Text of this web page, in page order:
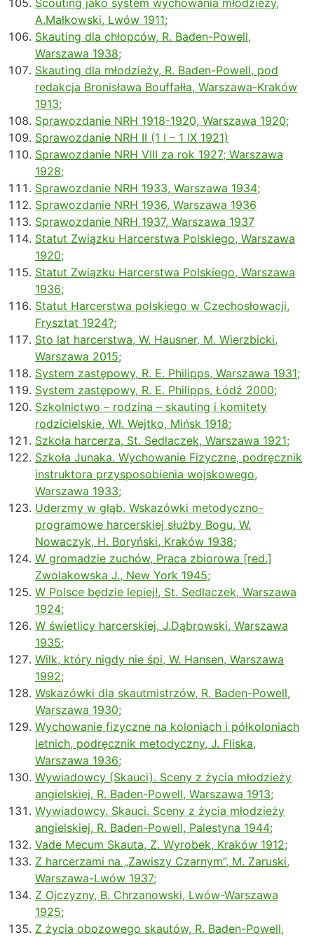
A.Małkowski, Lwów 1911;
Skauting dla chłopców, R. Baden-Powell,
Warszawa 1938;
Skauting dla młodzieży, R. Baden-Powell, pod
redakcja Bronisława Bouffałła, Warszawa-Kraków
1913;
Sprawozdanie NRH 1918-1920, Warszawa 1920;
Sprawozdanie NRH II (1 I – 1 IX 1921)
Sprawozdanie NRH VIII za rok 1927; Warszawa
1928;
Sprawozdanie NRH 1933, Warszawa 1934;
Sprawozdanie NRH 1936, Warszawa 1936
Sprawozdanie NRH 1937, Warszawa 1937
Statut Związku Harcerstwa Polskiego, Warszawa
1920;
Statut Związku Harcerstwa Polskiego, Warszawa
1936;
Statut Harcerstwa polskiego w Czechosłowacji,
Frysztat 1924?;
Sto lat harcerstwa, W. Hausner, M. Wierzbicki,
Warszawa 2015;
System zastępowy, R. E. Philipps, Warszawa 1931;
System zastępowy, R. E. Philipps, Łódź 2000;
Szkolnictwo – rodzina – skauting i komitety
rodzicielskie, Wł. Wejtko, Mińsk 1918;
Szkoła harcerza, St. Sedlaczek, Warszawa 1921;
Szkoła Junaka. Wychowanie Fizyczne, podręcznik
instruktora przysposobienia wojskowego,
Warszawa 1933;
Uderzmy w głąb. Wskazówki metodyczno-
programowe harcerskiej służby Bogu, W.
Nowaczyk, H. Boryński, Kraków 1938;
W gromadzie zuchów, Praca zbiorowa [red.]
Zwolakowska J., New York 1945;
W Polsce będzie lepiej!, St. Sedlaczek, Warszawa
1924;
W świetlicy harcerskiej, J.Dąbrowski, Warszawa
1935;
Wilk, który nigdy nie śpi, W. Hansen, Warszawa
1992;
Wskazówki dla skautmistrzów, R. Baden-Powell,
Warszawa 1930;
Wychowanie fizyczne na koloniach i półkoloniach
letnich, podręcznik metodyczny, J. Fliska,
Warszawa 1936;
Wywiadowcy (Skauci). Sceny z życia młodzieży
angielskiej, R. Baden-Powell, Warszawa 1913;
Wywiadowcy. Skauci. Sceny z życia młodzieży
angielskiej, R. Baden-Powell, Palestyna 1944;
Vade Mecum Skauta, Z. Wyrobek, Kraków 1912;
Z harcerzami na „Zawiszy Czarnym”, M. Zaruski,
Warszawa-Lwów 1937;
Z Ojczyzny, B. Chrzanowski, Lwów-Warszawa
1925;
Z życia obozowego skautów, R. Baden-Powell,